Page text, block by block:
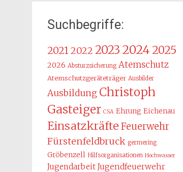
Suchbegriffe:
20212022 2023 2024 2025
2026 Absturzsicherung Atemschutz
Atemschutzgeräteträger Ausbilder
Ausbildung Christoph
Gasteiger CSA Ehrung Eichenau
Einsatzkräfte Feuerwehr
Fürstenfeldbruck germering
Gröbenzell Hilfsorganisationen Hochwasser
Jugendarbeit Jugendfeuerwehr